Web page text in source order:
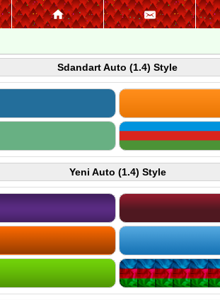
Sdandart Auto (1.4) Style
Yeni Auto (1.4) Style